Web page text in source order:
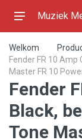
Muziek
Welkom
Fender FR 10 Amp
Master FR 10
Fender
Black,
Tone